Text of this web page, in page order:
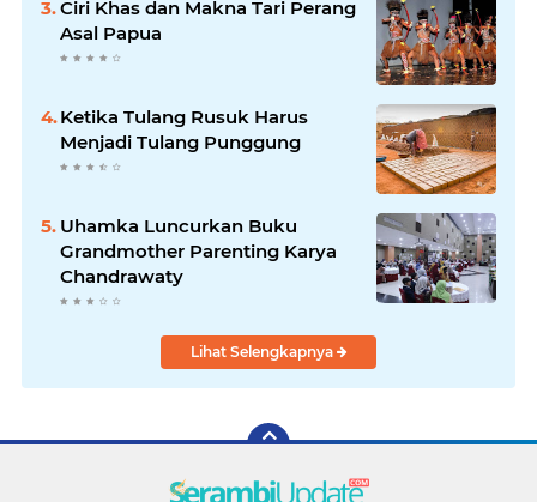
Ciri Khas dan Makna Tari Perang
Asal Papua
Ketika Tulang Rusuk Harus
Menjadi Tulang Punggung
Uhamka Luncurkan Buku
Grandmother Parenting Karya
Chandrawaty
Lihat Selengkapnya